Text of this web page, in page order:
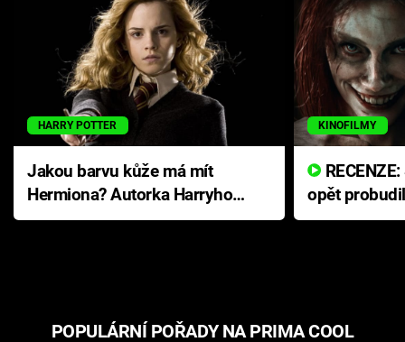
HARRY POTTER
Jakou barvu kůže má mít
Hermiona? Autorka Harryho
Pottera přišla s ráznou
KINOFILMY
opět
přichází s
POPULÁRNÍ POŘADY NA PRIMA COOL